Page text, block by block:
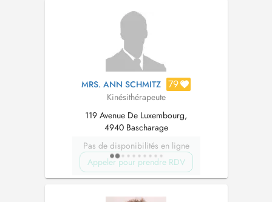
les étudier et de les pratiquer de maniere
MRS. ANN SCHMITZ 79
Kinésithérapeute
119 Avenue De Luxembourg,
4940 Bascharage
Pas de disponibilités en ligne
Appeler pour prendre RDV